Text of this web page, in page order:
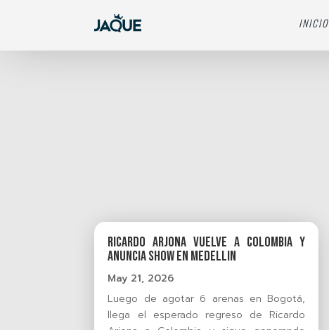
INICIO
Ricardo Arjona vuelve a Colombia y
anuncia show en Medellin
May 21, 2026
Luego de agotar 6 arenas en Bogotá,
llega el esperado regreso de Ricardo